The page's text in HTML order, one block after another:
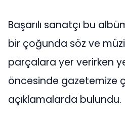
Başarılı sanatçı bu
bir çoğunda söz ve
parçalara yer verirken
öncesinde gazetemize
açıklamalarda bulundu.